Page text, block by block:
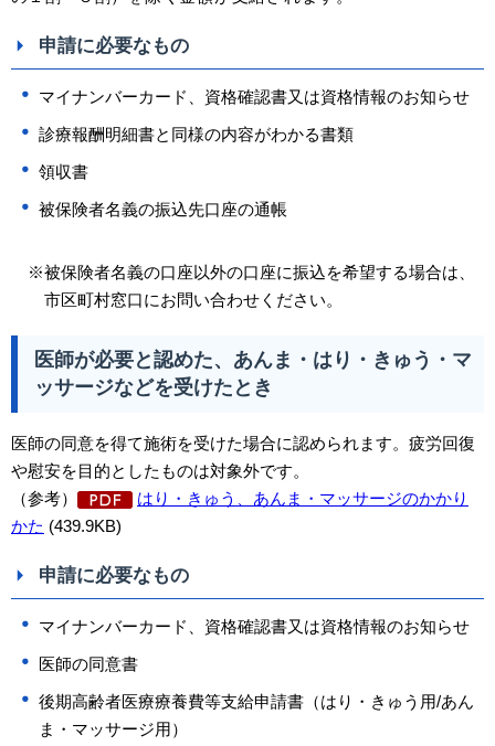
申請に必要なもの
マイナンバーカード、資格確認書又は資格情報のお知らせ
診療報酬明細書と同様の内容がわかる書類
領収書
被保険者名義の振込先口座の通帳
※被保険者名義の口座以外の口座に振込を希望する場合は、
市区町村窓口にお問い合わせください。
医師が必要と認めた、あんま・はり・きゅう・マ
ッサージなどを受けたとき
医師の同意を得て施術を受けた場合に認められます。疲労回復
や慰安を目的としたものは対象外です。
（参考）
はり・きゅう、あんま・マッサージのかかり
かた (439.9KB)
申請に必要なもの
マイナンバーカード、資格確認書又は資格情報のお知らせ
医師の同意書
後期高齢者医療療養費等支給申請書（はり・きゅう用/あん
ま・マッサージ用）